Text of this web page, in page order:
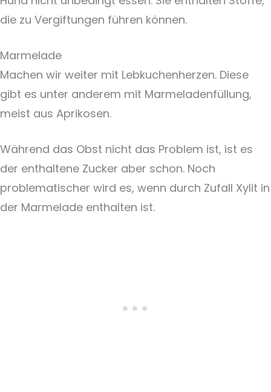
die zu Vergiftungen führen können.
Marmelade
Machen wir weiter mit Lebkuchenherzen. Diese
gibt es unter anderem mit Marmeladenfüllung,
meist aus Aprikosen.
Während das Obst nicht das Problem ist, ist es
der enthaltene Zucker aber schon. Noch
problematischer wird es, wenn durch Zufall Xylit in
der Marmelade enthalten ist.